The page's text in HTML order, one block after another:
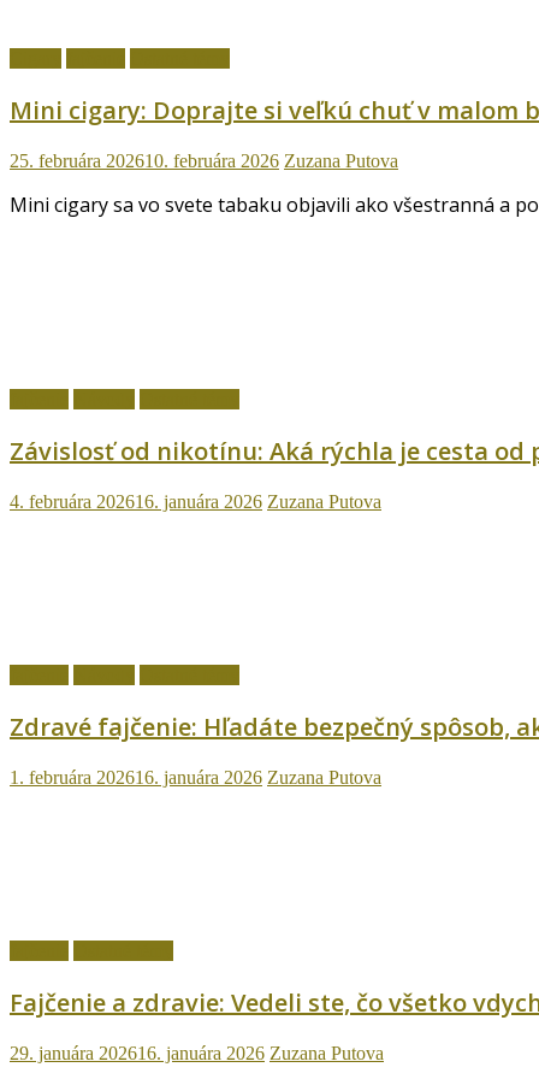
Mini cigary: Doprajte si veľkú chuť v malom
25. februára 202610. februára 2026 Zuzana Putova
Mini cigary sa vo svete tabaku objavili ako všestranná a
Závislosť od nikotínu: Aká rýchla je cesta od
4. februára 202616. januára 2026 Zuzana Putova
Zdravé fajčenie: Hľadáte bezpečný spôsob,
1. februára 202616. januára 2026 Zuzana Putova
Fajčenie a zdravie: Vedeli ste, čo všetko
29. januára 202616. januára 2026 Zuzana Putova